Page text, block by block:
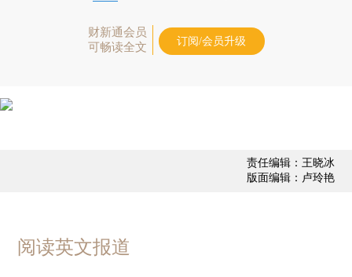
财新通会员
可畅读全文
订阅/会员升级
责任编辑：王晓冰
版面编辑：卢玲艳
阅读英文报道